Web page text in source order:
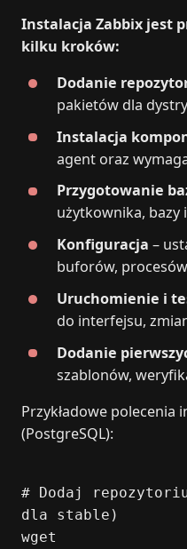
Instalacja Zabbix jest
kilku kroków:
Dodanie
pakietów dla
Instalacja
agent oraz
Przygotowanie
użytkownika, bazy
Konfiguracja –
buforów, procesów
Uruchomienie i
do interfejsu,
Dodanie
szablonów,
Przykładowe polecenia
(PostgreSQL):
# Dodaj
dla stable)
wget